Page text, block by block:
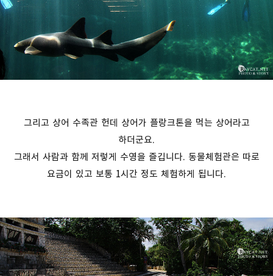
그리고 상어 수족관 헌데 상어가 플랑크톤을 먹는 상어라고
하더군요.
그래서 사람과 함께 저렇게 수영을 즐깁니다. 동물체험관은 따로
요금이 있고 보통 1시간 정도 체험하게 됩니다.